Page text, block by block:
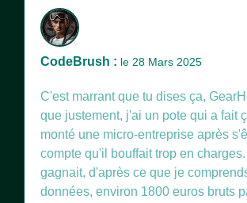
CodeBrush : le 28 Mars 2025
C'est marrant que tu dises ça,
que justement, j'ai un pote qui a fait
monté une micro-entreprise après
compte qu'il bouffait trop en charges.
gagnait, d'après ce que je
données, environ 1800 euros bruts